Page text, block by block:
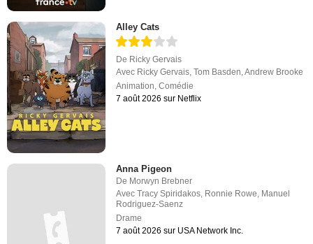
Alley Cats
De Ricky Gervais
Avec Ricky Gervais,Tom Basden,Andrew Brooke
Animation,Comédie
7 août 2026 sur Netflix
Anna Pigeon
De Morwyn Brebner
AvecTracy Spiridakos, Ronnie Rowe, Manuel
Rodriguez-Saenz
Drame
7 août 2026 sur USA Network Inc.